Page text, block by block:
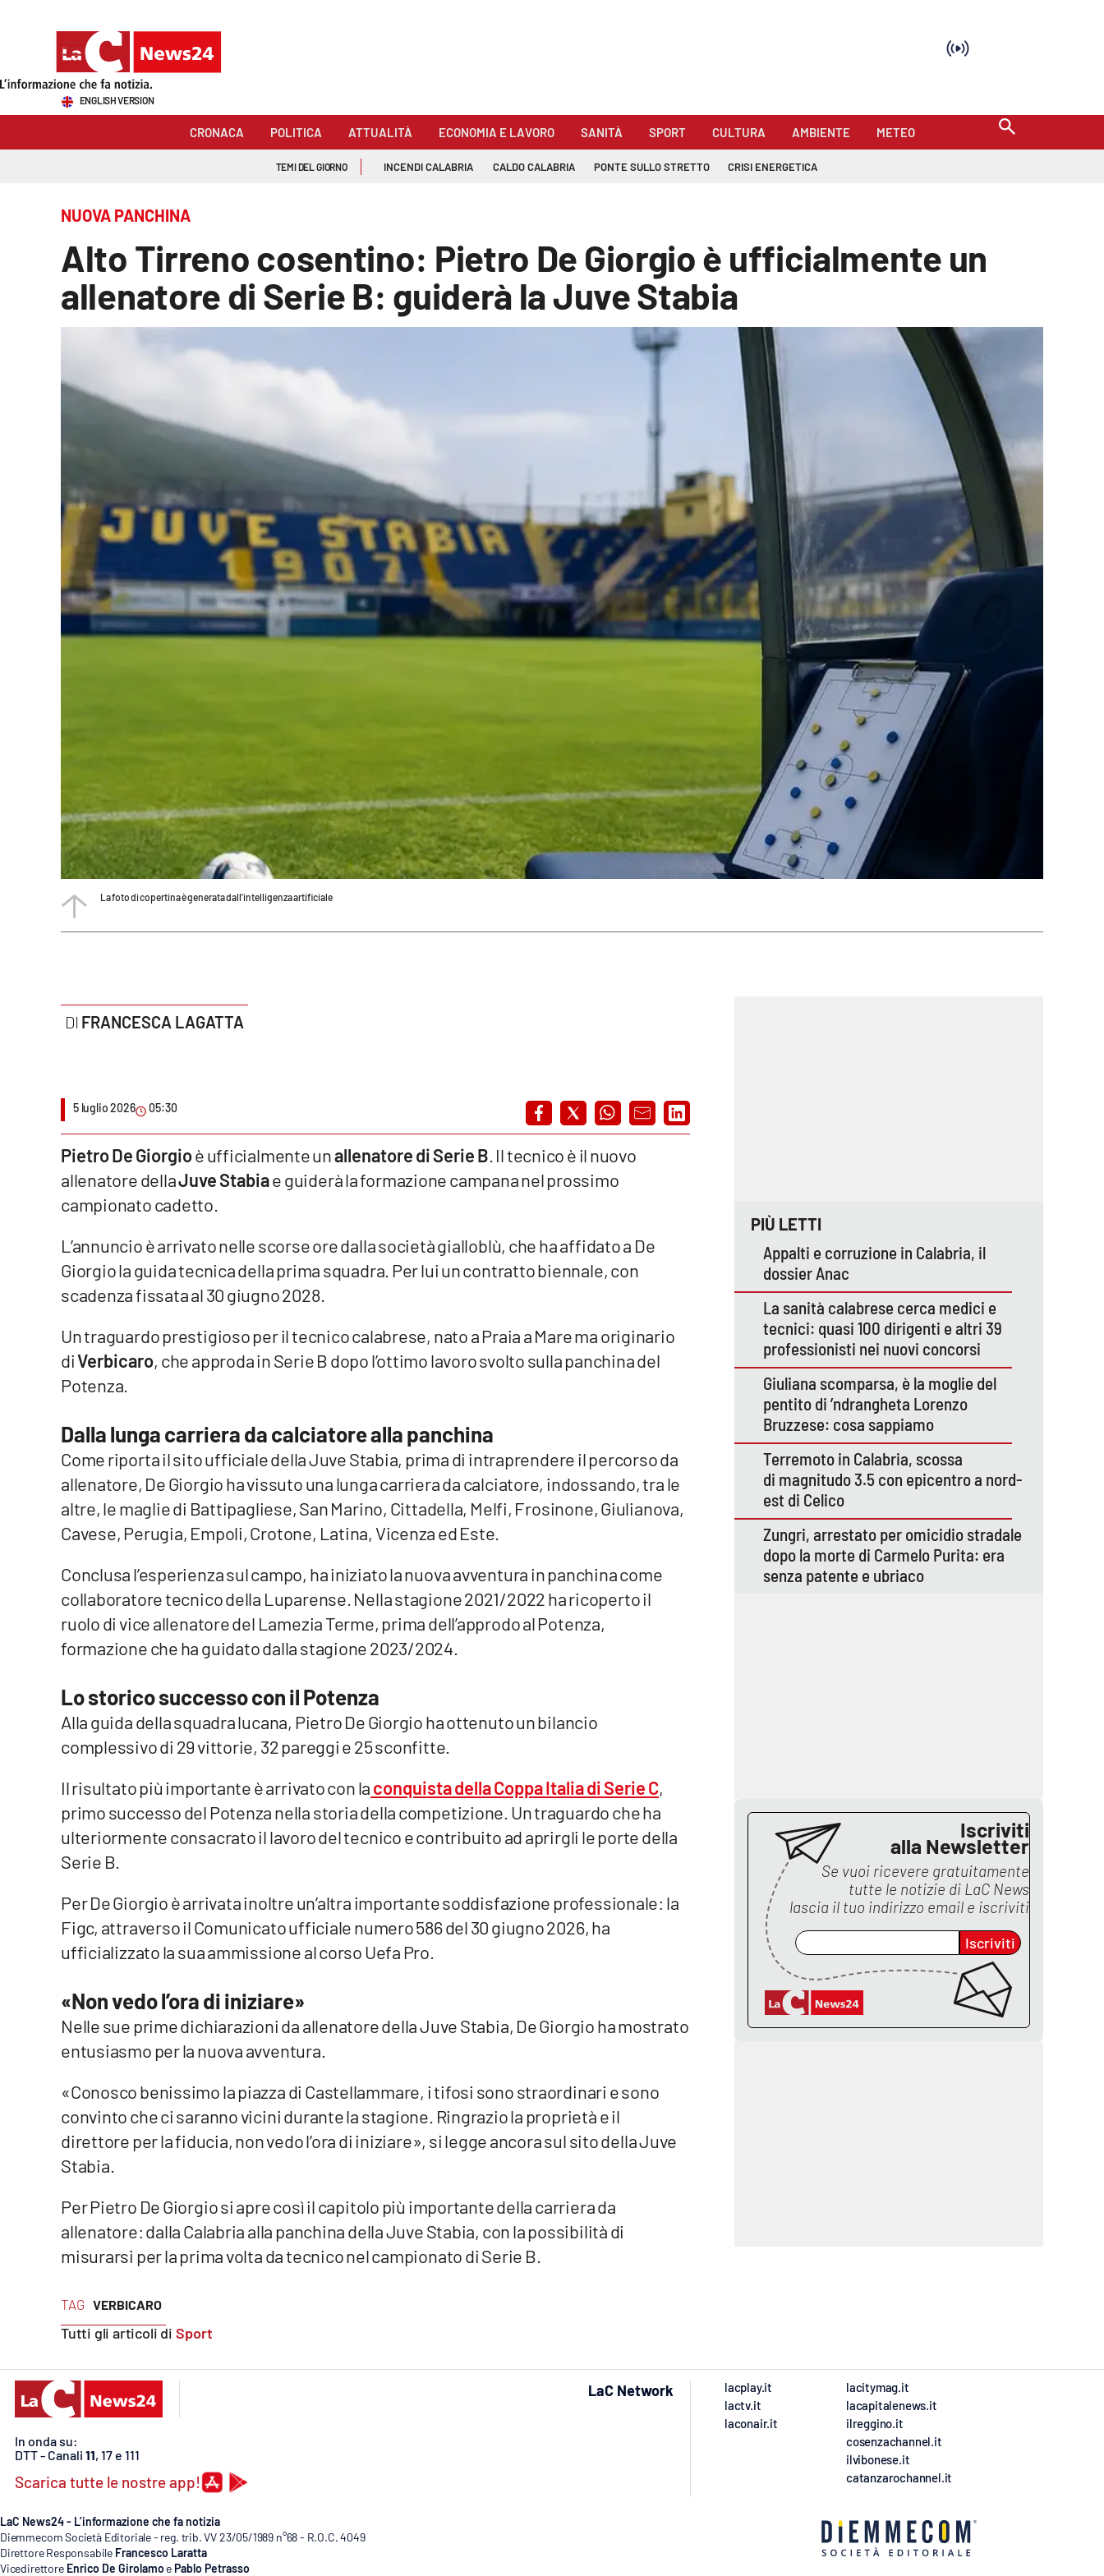
Sezioni
Economia e lavoro
Italia Mondo
Rubriche
Good Morning Vietnam
Leggendo Alvaro insieme
Venti di comunicazione
Streaming
LaC Network
Vibo Valentia
Reggio Calabria
Lamezia Terme
Calabriavisione
Lacapitalenews.it
Ilvibonese.it
Catanzarochannel.it
Android
Apple
ENGLISH VERSION
CRONACA POLITICA ATTUALITÀ ECONOMIA E LAVORO SANITÀ SPORT CULTURA AMBIENTE METEO
TEMI DEL GIORNO INCENDI CALABRIA CALDO CALABRIA PONTE SULLO STRETTO CRISI ENERGETICA
NUOVA PANCHINA
Alto Tirreno cosentino: Pietro De Giorgio è ufficialmente un
allenatore di Serie B: guiderà la Juve Stabia
La foto di copertina è generata dall'intelligenza artificiale
FRANCESCA LAGATTA
5 luglio 2026 05:30
TAG VERBICARO
Tutti gli articoli di Sport
Pietro De Giorgioè ufficialmente unallenatore di Serie B . Il tecnico è il nuovo
allenatore dellaJuve Stabiae guiderà la formazione campana nel prossimo
campionato cadetto.
L’annuncio è arrivato nelle scorse ore dalla società gialloblù, che ha affidato a De
Giorgio la guida tecnica della prima squadra. Per lui un contratto biennale, con
scadenza fissata al 30 giugno 2028.
Un traguardo prestigioso per il tecnico calabrese, nato a Praia a Mare ma originario
diVerbicaro, che approda in Serie B dopo l’ottimo lavoro svolto sulla panchina del
Potenza.
Dalla lunga carriera da calciatore alla panchina
Come riporta il sito ufficiale della Juve Stabia, prima di intraprendere il percorso da
allenatore, De Giorgio ha vissuto una lunga carriera da calciatore, indossando, tra le
altre, le maglie di Battipagliese, San Marino, Cittadella, Melfi, Frosinone, Giulianova,
Cavese, Perugia, Empoli, Crotone, Latina, Vicenza ed Este.
Conclusa l’esperienza sul campo, ha iniziato la nuova avventura in panchina come
collaboratore tecnico della Luparense. Nella stagione 2021/2022 ha ricoperto il
ruolo di vice allenatore del Lamezia Terme, prima dell’approdo al Potenza,
formazione che ha guidato dalla stagione 2023/2024.
Lo storico successo con il Potenza
Alla guida della squadra lucana, Pietro De Giorgio ha ottenuto un bilancio
complessivo di 29 vittorie, 32 pareggi e 25 sconfitte.
Il risultato più importante è arrivato con laconquista della Coppa Italia di Serie C,
primo successo del Potenza nella storia della competizione. Un traguardo che ha
ulteriormente consacrato il lavoro del tecnico e contribuito ad aprirgli le porte della
Serie B.
Per De Giorgio è arrivata inoltre un’altra importante soddisfazione professionale: la
Figc, attraverso il Comunicato ufficiale numero 586 del 30 giugno 2026, ha
ufficializzato la sua ammissione al corso Uefa Pro.
«Non vedo l’ora di iniziare»
Nelle sue prime dichiarazioni da allenatore della Juve Stabia, De Giorgio ha mostrato
entusiasmo per la nuova avventura.
«Conosco benissimo la piazza di Castellammare, i tifosi sono straordinari e sono
convinto che ci saranno vicini durante la stagione. Ringrazio la proprietà e il
direttore per la fiducia, non vedo l’ora di iniziare», si legge ancora sul sito della Juve
Stabia.
Per Pietro De Giorgio si apre così il capitolo più importante della carriera da
allenatore: dalla Calabria alla panchina della Juve Stabia, con la possibilità di
misurarsi per la prima volta da tecnico nel campionato di Serie B.
PIÙ LETTI
Appalti e corruzione in Calabria, il
dossier Anac
La sanità calabrese cerca medici e
tecnici: quasi 100 dirigenti e altri 39
professionisti nei nuovi concorsi
Giuliana scomparsa, è la moglie del
pentito di ’ndrangheta Lorenzo
Bruzzese: cosa sappiamo
Terremoto in Calabria, scossa
di magnitudo 3.5 con epicentro a nord-
est di Celico
Zungri, arrestato per omicidio stradale
dopo la morte di Carmelo Purita: era
senza patente e ubriaco
Iscriviti
alla Newsletter
Se vuoi ricevere gratuitamente
tutte le notizie di LaC News
lascia il tuo indirizzo email e iscriviti
Iscriviti
In onda su:
DTT - Canali 11, 17 e 111
Scarica tutte le nostre app!
LaC Network
lacplay.it
lactv.it
laconair.it
lacitymag.it
lacapitalenews.it
ilreggino.it
cosenzachannel.it
ilvibonese.it
catanzarochannel.it
LaC News24 - L’informazione che fa notizia
Diemmecom Società Editoriale - reg. trib. VV 23/05/1989 n°68 - R.O.C. 4049
Direttore Responsabile Francesco Laratta
Vicedirettore Enrico De Girolamo e Pablo Petrasso